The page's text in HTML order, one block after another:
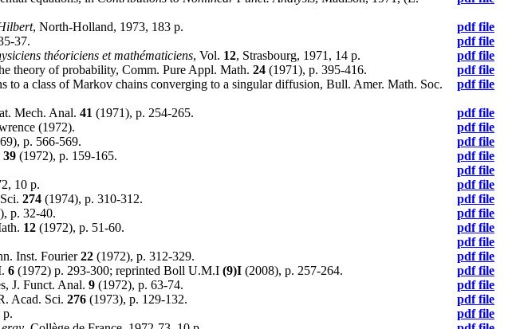
, North-Holland, 1973, 183 p.
pdf file
37.
pdf file
théoriciens et mathématiciens, Vol. 12, Strasbourg, 1971, 14 p.
pdf file
theory of probability, Comm. Pure Appl. Math. 24 (1971), p. 395-416.
pdf file
a class of Markov chains converging to a singular diffusion, Bull. Amer. Math. Soc.
pdf file
Mech. Anal. 41 (1971), p. 254-265.
pdf file
(1972).
pdf file
p. 566-569.
pdf file
39 (1972), p. 159-165.
pdf file
pdf file
10 p.
pdf file
274 (1974), p. 310-312.
pdf file
p. 32-40.
pdf file
12 (1972), p. 51-60.
pdf file
pdf file
Inst. Fourier22 (1972), p. 312-329.
pdf file
6 (1972) p. 293-300; reprinted Boll U.M.I (9)I (2008), p. 257-264.
pdf file
J. Funct. Anal. 9 (1972), p. 63-74.
pdf file
Acad. Sci. 276 (1973), p. 129-132.
pdf file
p.
pdf file